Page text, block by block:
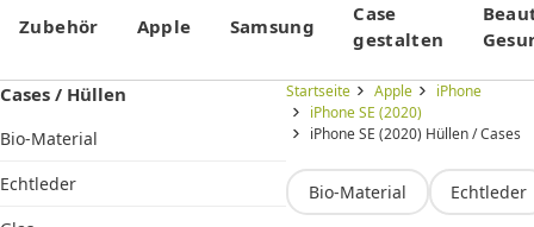
Zubehör Apple Samsung
Case
gestalten
Cases / Hüllen
Bio-Material
Echtleder
Startseite Apple
iPhone
iPhone SE (2020)
iPhone SE (2020) Hüllen / Cases
Bio-Material Echtleder